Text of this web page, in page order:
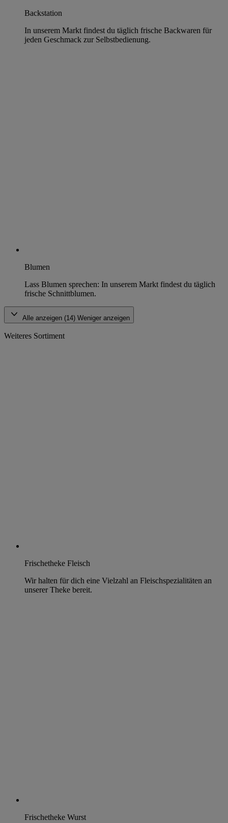
Backstation
In unserem Markt findest du täglich frische Backwaren für
jeden Geschmack zur Selbstbedienung.
Blumen
Lass Blumen sprechen: In unserem Markt findest du täglich
frische Schnittblumen.
Alle anzeigen (14) Weniger anzeigen
Weiteres Sortiment
Frischetheke Fleisch
Wir halten für dich eine Vielzahl an Fleischspezialitäten an
unserer Theke bereit.
Frischetheke Wurst